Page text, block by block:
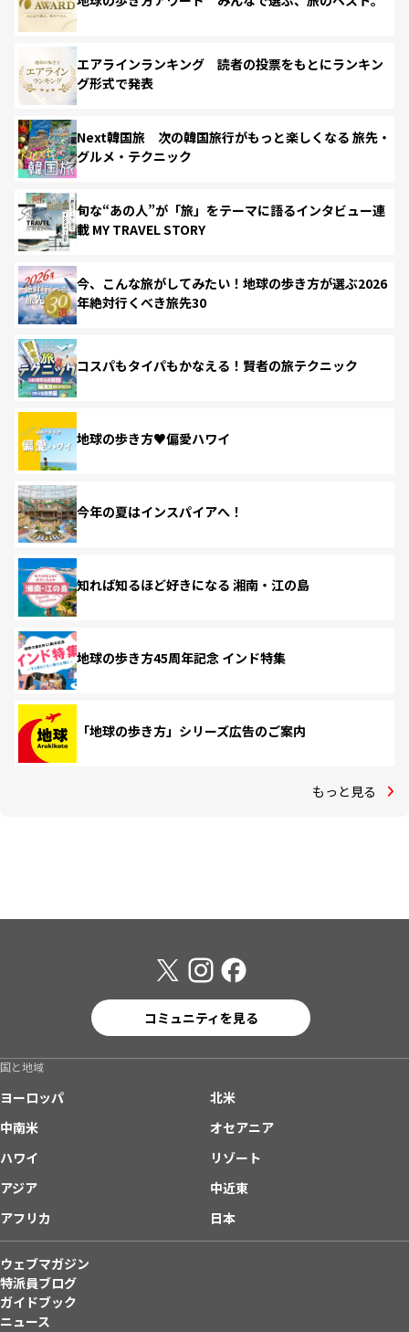
エアラインランキング 読者の投票をもとにランキン
グ形式で発表
Next韓国旅 次の韓国旅行がもっと楽しくなる 旅先・
グルメ・テクニック
旬な“あの人”が「旅」をテーマに語るインタビュー連
載 MY TRAVEL STORY
今、こんな旅がしてみたい！地球の歩き方が選ぶ2026
年絶対行くべき旅先30
コスパもタイパもかなえる！賢者の旅テクニック
地球の歩き方♥偏愛ハワイ
今年の夏はインスパイアへ！
知れば知るほど好きになる 湘南・江の島
地球の歩き方45周年記念 インド特集
「地球の歩き方」シリーズ広告のご案内
もっと見る
コミュニティを見る
国と地域
ヨーロッパ
北米
中南米
オセアニア
ハワイ
リゾート
アジア
中近東
アフリカ
日本
ウェブマガジン
特派員ブログ
ガイドブック
ニュース